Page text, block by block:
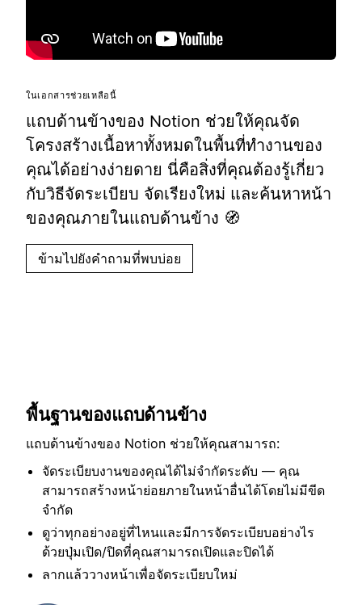
ในเอกสารช่วยเหลือนี้
แถบด้านข้างของ Notion ช่วยให้คุณจัด
โครงสร้างเนื้อหาทั้งหมดในพื้นที่ทำงานของ
คุณได้อย่างง่ายดาย นี่คือสิ่งที่คุณต้องรู้เกี่ยว
กับวิธีจัดระเบียบ จัดเรียงใหม่ และค้นหาหน้า
ของคุณภายในแถบด้านข้าง 🧭
ข้ามไปยังคำถามที่พบบ่อย
พื้นฐานของแถบด้านข้าง
แถบด้านข้างของ Notion ช่วยให้คุณสามารถ:
จัดระเบียบงานของคุณได้ไม่จำกัดระดับ — คุณ
สามารถสร้างหน้าย่อยภายในหน้าอื่นได้โดยไม่มีขีด
จำกัด
ดูว่าทุกอย่างอยู่ที่ไหนและมีการจัดระเบียบอย่างไร
ด้วยปุ่มเปิด/ปิดที่คุณสามารถเปิดและปิดได้
ลากแล้ววางหน้าเพื่อจัดระเบียบใหม่